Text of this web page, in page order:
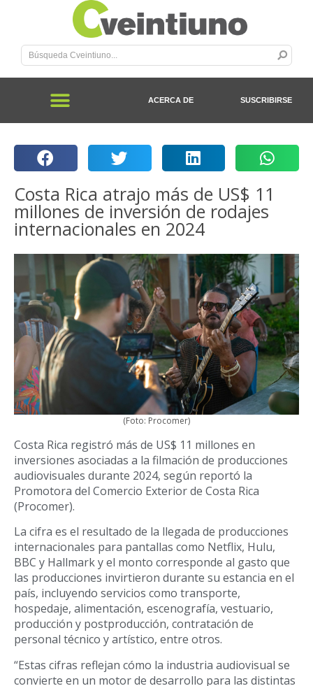
ACERCA DE SUSCRIBIRSE
Costa Rica atrajo más de US$ 11
millones de inversión de rodajes
internacionales en 2024
(Foto: Procomer)
Costa Rica registró más de US$ 11 millones en
inversiones asociadas a la filmación de producciones
audiovisuales durante 2024, según reportó la
Promotora del Comercio Exterior de Costa Rica
(Procomer).
La cifra es el resultado de la llegada de producciones
internacionales para pantallas como Netflix, Hulu,
BBC y Hallmark y el monto corresponde al gasto que
las producciones invirtieron durante su estancia en el
país, incluyendo servicios como transporte,
hospedaje, alimentación, escenografía, vestuario,
producción y postproducción, contratación de
personal técnico y artístico, entre otros.
“Estas cifras reflejan cómo la industria audiovisual se
convierte en un motor de desarrollo para las distintas